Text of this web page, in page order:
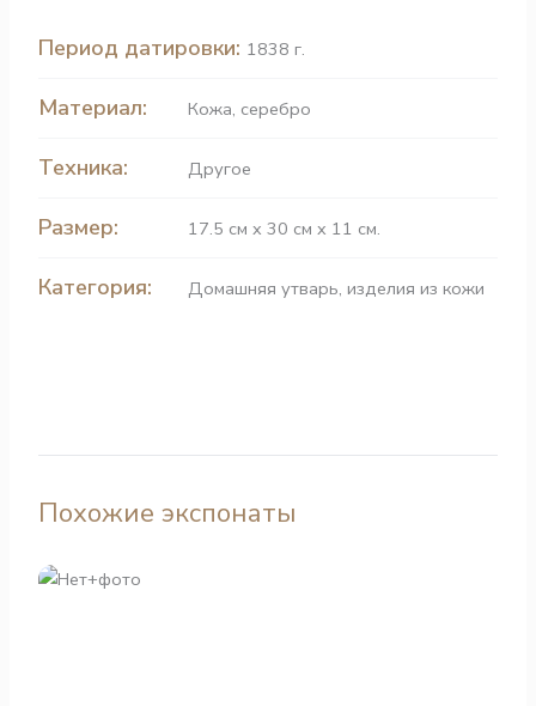
Период датировки: 1838 г.
Материал: Кожа, серебро
Техника: Другое
Размер: 17.5 см x 30 см x 11 см.
Категория: Домашняя утварь,изделия из кожи
Похожие экспонаты